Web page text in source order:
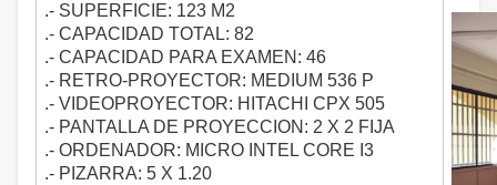
.- SUPERFICIE: 123 M2
.- CAPACIDAD TOTAL: 82
.- CAPACIDAD PARA EXAMEN: 46
.- RETRO-PROYECTOR: MEDIUM 536 P
.- VIDEOPROYECTOR: HITACHI CPX 505
.- PANTALLA DE PROYECCION: 2 X 2 FIJA
.- ORDENADOR: MICRO INTEL CORE I3
.- PIZARRA: 5 X 1.20